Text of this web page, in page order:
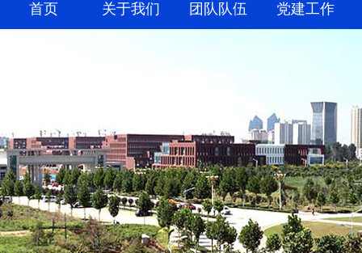
首页 关于我们 团队队伍 党建工作